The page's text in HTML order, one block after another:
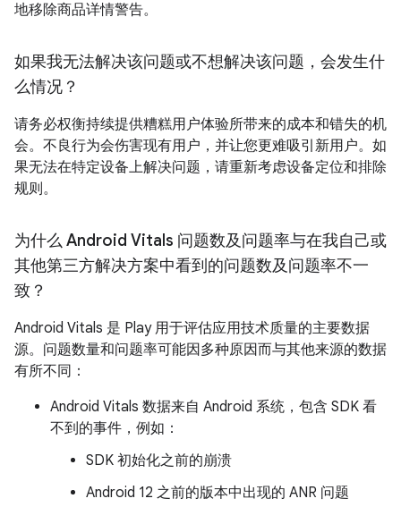
地移除商品详情警告。
如果我无法解决该问题或不想解决该问题，会发生什
么情况？
请务必权衡持续提供糟糕用户体验所带来的成本和错失的机
会。不良行为会伤害现有用户，并让您更难吸引新用户。如
果无法在特定设备上解决问题，请重新考虑设备定位和排除
规则。
为什么 Android Vitals 问题数及问题率与在我自己或
其他第三方解决方案中看到的问题数及问题率不一
致？
Android Vitals 是 Play 用于评估应用技术质量的主要数据
源。问题数量和问题率可能因多种原因而与其他来源的数据
有所不同：
Android Vitals 数据来自 Android 系统，包含 SDK 看
不到的事件，例如：
SDK 初始化之前的崩溃
Android 12 之前的版本中出现的 ANR 问题